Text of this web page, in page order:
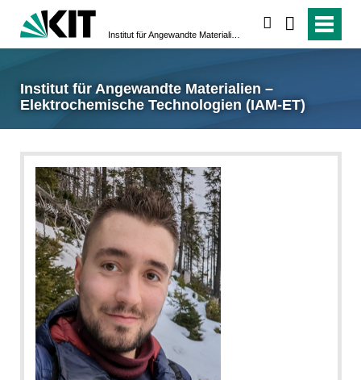
Institut für Angewandte Materialien –
Elektrochemische Technologien (IAM-ET)